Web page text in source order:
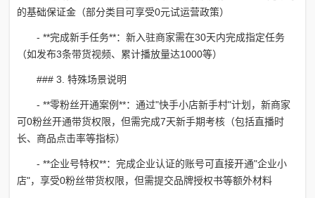
的基础保证金（部分类目可享受0元试运营政策）
- **完成新手任务**：新入驻商家需在30天内完成指定任务
（如发布3条带货视频、累计播放量达1000等）
### 3. 特殊场景说明
- **零粉丝开通案例**：通过"快手小店新手村"计划，新商家
可0粉丝开通带货权限，但需完成7天新手期考核（包括直播时
长、商品点击率等指标）
- **企业号特权**：完成企业认证的账号可直接开通"企业小
店"，享受0粉丝带货权限，但需提交品牌授权书等额外材料